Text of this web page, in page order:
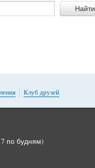
Найти
Клуб друзей
по будням)